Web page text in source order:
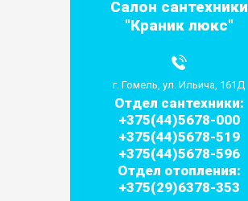
Салон сантехники
"Краник люкс"
г. Гомель, ул. Ильича, 161Д
Отдел сантехники:
+375(44)5678-000
+375(44)5678-519
+375(44)5678-596
Отдел отопления:
+375(29)6378-353